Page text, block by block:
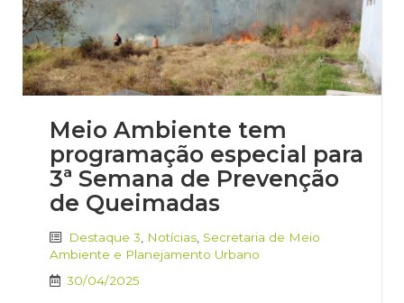
Meio Ambiente tem
programação especial para
3ª Semana de Prevenção
de Queimadas
Destaque 3 Notícias Secretaria de Meio
Ambiente e Planejamento Urbano
30/04/2025